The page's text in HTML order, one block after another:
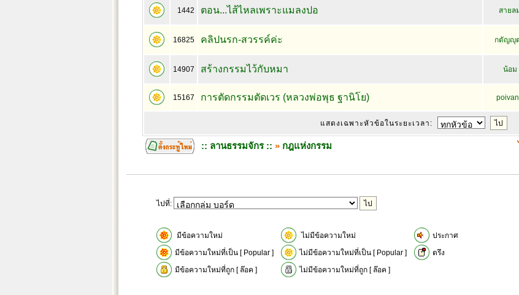
1442 ตอน...ไส้ไหลเพราะแมลงปอ สายล
16825 คลิปนรก-สวรรค์ค่ะ กตัญญุ
14907 สร้างกรรมไว้กับหมา น้อม
15167 การตัดกรรมตัดเวร (หลวงพ่อพุธ ฐานิโย)
แสดงเฉพาะหัวข้อในระยะเวลา:
:: ลานธรรมจักร :: » กฎแห่งกรรม
ไปที่:
มีข้อความใหม่ ไม่มีข้อความใหม่
ประกาศ
มีข้อความใหม่ที่เป็น [ Popular ]
ไม่มีข้อความใหม่ที่เป็น [ Popular ]
ตรึง
มีข้อความใหม่ที่ถูก [ ล๊อค ]
ไม่มีข้อความใหม่ที่ถูก [ ล๊อค ]